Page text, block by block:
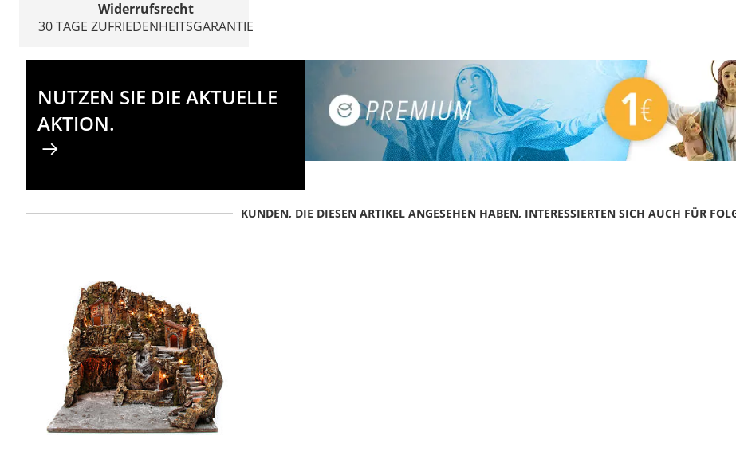
Widerrufsrecht
30 TAGE ZUFRIEDENHEITSGARANTIE
NUTZEN SIE DIE AKTUELLE
AKTION.
KUNDEN, DIE DIESEN ARTIKEL ANGESEHEN HABEN, INTERESSIERTEN SICH AUCH FÜR